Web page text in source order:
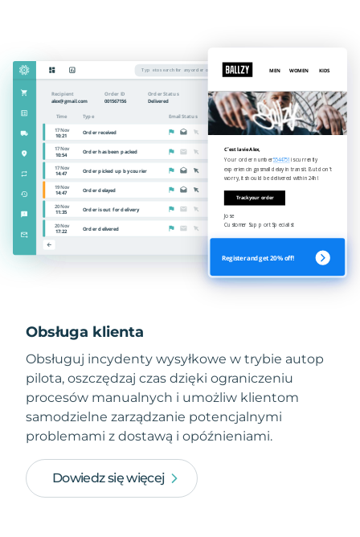
Obsługa klienta
Obsługuj incydenty wysyłkowe w trybie autop
pilota, oszczędzaj czas dzięki ograniczeniu
procesów manualnych i umożliw klientom
samodzielne zarządzanie potencjalnymi
problemami z dostawą i opóźnieniami.
Dowiedz się więcej